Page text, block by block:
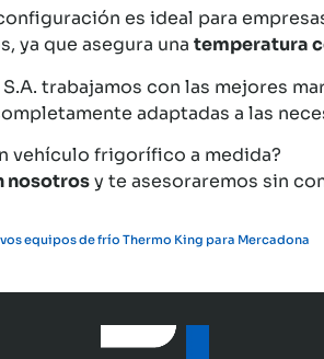
es ideal para
ya que asegura una temperatura
S.A. trabajamos con las mejores
adaptadas a las
vehículo frigorífico a medida?
nosotrosy te asesoraremos sin
equipos de frío Thermo King para Mercadona